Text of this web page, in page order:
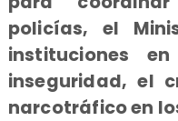
policías, el
instituciones
inseguridad, el
narcotráfico en